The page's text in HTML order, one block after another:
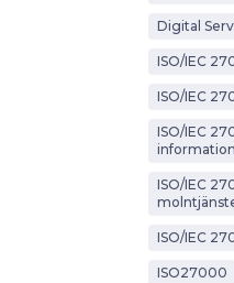
Digital
ISO/IEC
ISO/IEC
ISO/IEC
ISO/IEC
ISO/IEC
ISO27000